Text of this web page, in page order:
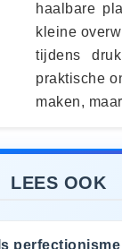
haalbare
kleine
tijdens
praktische
maken,
LEES OOK
Is